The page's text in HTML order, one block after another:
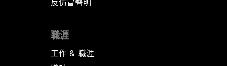
職涯
工作 & 職涯